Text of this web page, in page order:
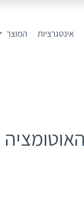
אינטגרציות המוצר